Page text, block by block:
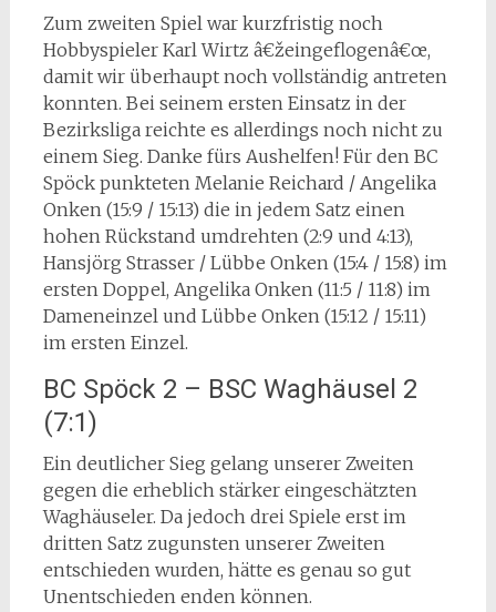
Zum zweiten Spiel war kurzfristig noch
Hobbyspieler Karl Wirtz â€žeingeflogenâ€œ,
damit wir überhaupt noch vollständig antreten
konnten. Bei seinem ersten Einsatz in der
Bezirksliga reichte es allerdings noch nicht zu
einem Sieg. Danke fürs Aushelfen! Für den BC
Spöck punkteten Melanie Reichard / Angelika
Onken (15:9 / 15:13) die in jedem Satz einen
hohen Rückstand umdrehten (2:9 und 4:13),
Hansjörg Strasser / Lübbe Onken (15:4 / 15:8) im
ersten Doppel, Angelika Onken (11:5 / 11:8) im
Dameneinzel und Lübbe Onken (15:12 / 15:11)
im ersten Einzel.
BC Spöck 2 – BSC Waghäusel 2
(7:1)
Ein deutlicher Sieg gelang unserer Zweiten
gegen die erheblich stärker eingeschätzten
Waghäuseler. Da jedoch drei Spiele erst im
dritten Satz zugunsten unserer Zweiten
entschieden wurden, hätte es genau so gut
Unentschieden enden können.